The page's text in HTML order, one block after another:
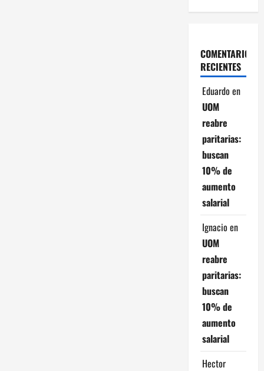
COMENTARIOS
RECIENTES
Eduardo en
UOM
reabre
paritarias:
buscan
10% de
aumento
salarial
Ignacio en
UOM
reabre
paritarias:
buscan
10% de
aumento
salarial
Hector